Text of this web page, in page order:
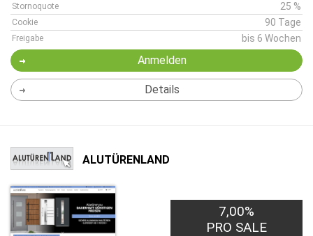
Stornoquote 25 %
Cookie 90 Tage
Freigabe bis 6 Wochen
Anmelden
Details
ALUTÜRENLAND
7,00%
PRO SALE